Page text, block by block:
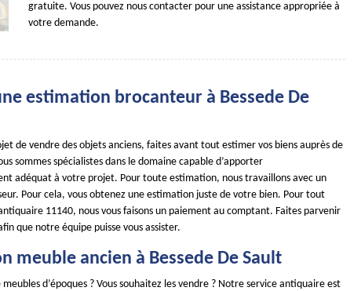
gratuite. Vous pouvez nous contacter pour une assistance appropriée à
votre demande.
estimation brocanteur à Bessede De
de vendre des objets anciens, faites avant tout estimer vos biens auprès de
sommes spécialistes dans le domaine capable d’apporter
adéquat à votre projet. Pour toute estimation, nous travaillons avec un
Pour cela, vous obtenez une estimation juste de votre bien. Pour tout
11140, nous vous faisons un paiement au comptant. Faites parvenir
que notre équipe puisse vous assister.
meuble ancien à Bessede De Sault
meubles d’époques ? Vous souhaitez les vendre ? Notre service antiquaire est